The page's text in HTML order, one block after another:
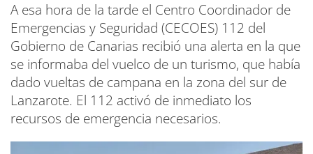
A esa hora de la tarde el Centro Coordinador de
Emergencias y Seguridad (CECOES) 112 del
Gobierno de Canarias recibió una alerta en la que
se informaba del vuelco de un turismo, que había
dado vueltas de campana en la zona del sur de
Lanzarote. El 112 activó de inmediato los
recursos de emergencia necesarios.